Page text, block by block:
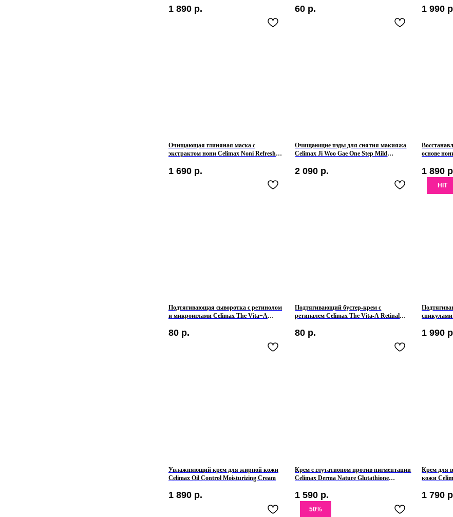
1 890 р. 60 р. 1 990
Очищающая глиняная маска с
экстрактом нони Celimax Noni Refresh
1 690 р.
Очищающие пэды для снятия макияжа
Celimax Ji Woo Gae One Step Mild
2 090 р.
основе
1 890
Подтягивающая сыворотка с ретинолом
и микроиглами Celimax The Vita−A
80 р.
Подтягивающий бустер-крем с
ретиналем Celimax The Vita-A Retinal
80 р.
HIT
1 990
Увлажняющий крем для жирной кожи
Celimax Oil Control Moisturizing Cream
1 890 р.
Крем с глутатионом против пигментации
Celimax Derma Nature Glutathione
1 590 р.
Крем для
кожи
1 790
50%